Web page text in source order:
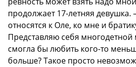
продолжает 17-летняя девушка.
относятся к Оле, ко мне и
Представляю себя
смогла бы любить кого-то
больше? Такое просто